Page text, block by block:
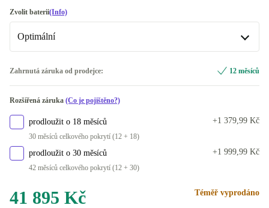
US (QWERTY)
DE (QWERTZ) +4 784 Kč
SE (QWERTY)
DK (QWERTY)
FR (AZERTY) +33 280 Kč
Zvolit baterii(Info)
Optimální
Zahrnutá záruka od prodejce: 12 měsíců
Rozšířená záruka (Co je pojištěno?)
prodloužit o 18 měsíců
30 měsíců celkového pokrytí (12 + 18)
+1 379,99 Kč
prodloužit o 30 měsíců
42 měsíců celkového pokrytí (12 + 30)
+1 999,99 Kč
41 895 Kč Téměř vyprodáno